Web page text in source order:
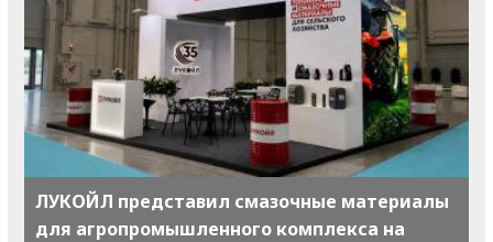
ЛУКОЙЛ представил смазочные материалы
для агропромышленного комплекса на